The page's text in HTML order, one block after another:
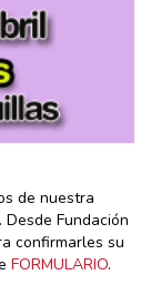
de nuestra
Fundación
confirmarles su
FORMULARIO.